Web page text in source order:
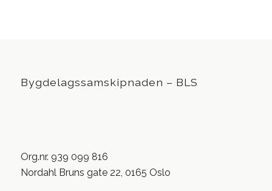
Bygdelagssamskipnaden – BLS
Org.nr. 939 099 816
Nordahl Bruns gate 22, 0165 Oslo